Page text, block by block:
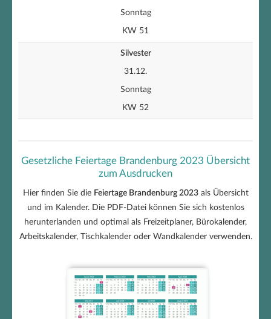
Sonntag
KW 51
Silvester
31.12.
Sonntag
KW 52
Gesetzliche Feiertage Brandenburg 2023 Übersicht
zum Ausdrucken
Hier finden Sie die Feiertage Brandenburg 2023als Übersicht
und im Kalender. Die PDF-Datei können Sie sich kostenlos
herunterlanden und optimal als Freizeitplaner, Bürokalender,
Arbeitskalender, Tischkalender oder Wandkalender verwenden.
Feiertage Brandenburg 2023 zum
Ausdrucken